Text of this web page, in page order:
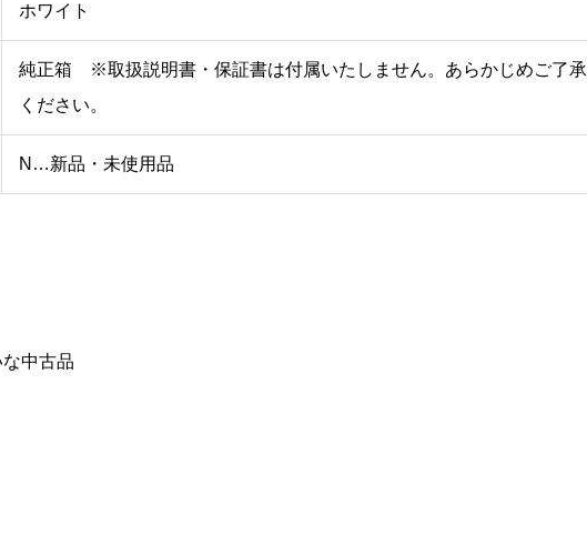
ホワイト
純正箱 ※取扱説明書・保証書は付属いたしません。あらかじめご了承
ください。
N…新品・未使用品
中古品